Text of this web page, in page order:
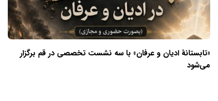
«تابستانهٔ ادیان و عرفان» با سه نشست تخصصی در قم برگزار
می‌شود